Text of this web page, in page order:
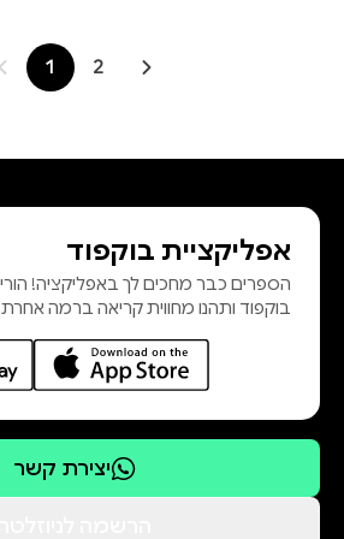
1 2
אפליקציית בוקפוד
הספרים כבר מחכים לך באפליקציה!
בוקפוד ותהנו מחווית קריאה ברמה
יצירת קשר